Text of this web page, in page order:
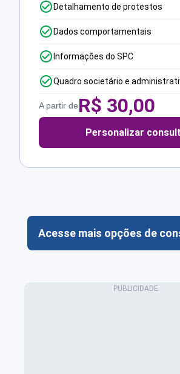
Detalhamento de protestos
Dados comportamentais
Informações do SPC
Quadro societário e
A partir deR$ 30,00
Personalizar
Acesse mais opções de